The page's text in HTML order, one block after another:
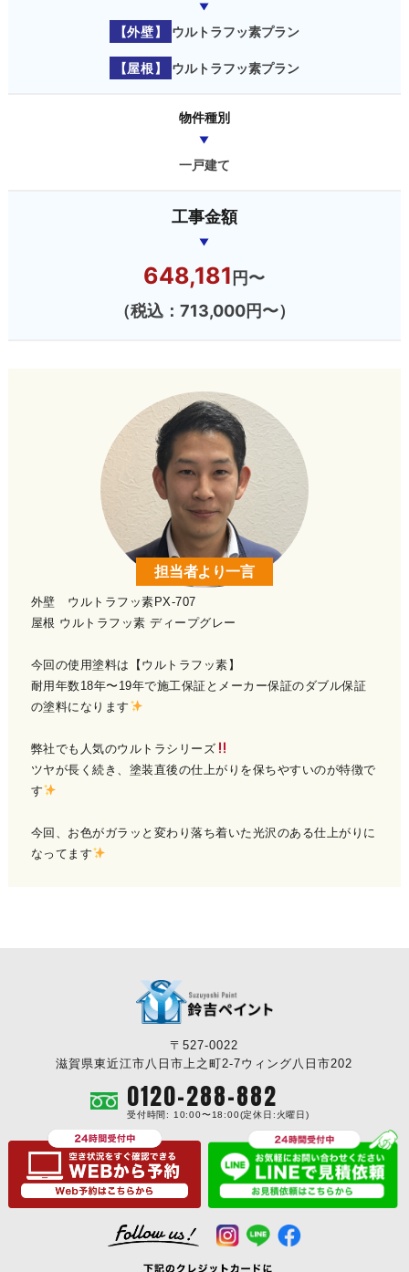
【外壁】 ウルトラフッ素プラン
【屋根】 ウルトラフッ素プラン
物件種別
一戸建て
工事金額
648,181 円〜
（税込：713,000円〜）
担当者より一言
外壁 ウルトラフッ素PX-707
屋根 ウルトラフッ素 ディープグレー
今回の使用塗料は【ウルトラフッ素】
耐用年数18年〜19年で施工保証とメーカー保証のダブル保証
の塗料になります
弊社でも人気のウルトラシリーズ
ツヤが長く続き、塗装直後の仕上がりを保ちやすいのが特徴で
す
今回、お色がガラッと変わり落ち着いた光沢のある仕上がりに
なってます
〒527-0022
滋賀県東近江市八日市上之町2-7ウィング八日市202
0120-288-882
受付時間: 10:00〜18:00(定休日:火曜日)